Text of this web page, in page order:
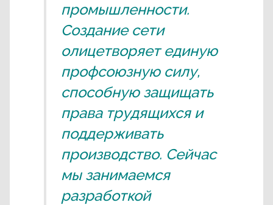
промышленности.
Создание сети
олицетворяет единую
профсоюзную силу,
способную защищать
права трудящихся и
поддерживать
производство. Сейчас
мы занимаемся
разработкой